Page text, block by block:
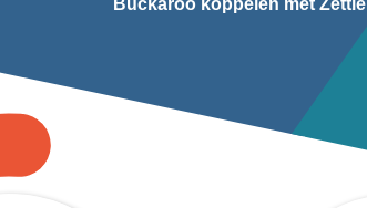
Buckaroo koppelen met Zettle